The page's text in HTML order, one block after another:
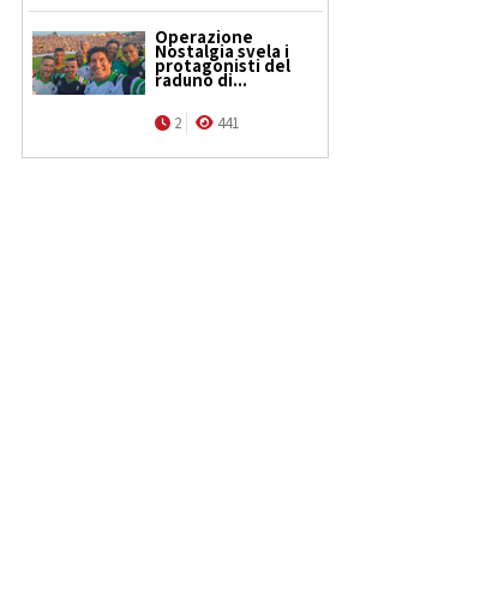
Operazione
Nostalgia svela i
protagonisti del
raduno di...
2 441